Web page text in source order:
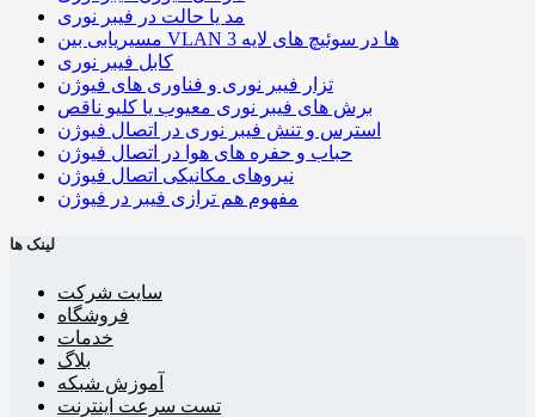
مد یا حالت در فیبر نوری
مسیریابی بین VLAN ها در سوئیچ های لایه 3
کابل فیبر نوری
تزار فیبر نوری و فناوری های فیوژن
برش های فیبر نوری معیوب یا کلیو ناقص
استرس و تنش فیبر نوری در اتصال فیوژن
حباب و حفره‌ های هوا در اتصال فیوژن
نیروهای مکانیکی اتصال فیوژن
مفهوم هم ترازی فیبر در فیوژن
لینک ها
سایت شرکت
فروشگاه
خدمات
بلاگ
آموزش شبکه
تست سرعت اینترنت